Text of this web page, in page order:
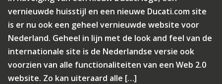
vernieuwde huisstijl en een nieuwe Ducati.com site
is er nu ook een geheel vernieuwde website voor
Nederland. Geheel in lijn met de look and feel van de
internationale site is de Nederlandse versie ook
voorzien van alle functionaliteiten van een Web 2.0
website. Zo kan uiteraard alle […]